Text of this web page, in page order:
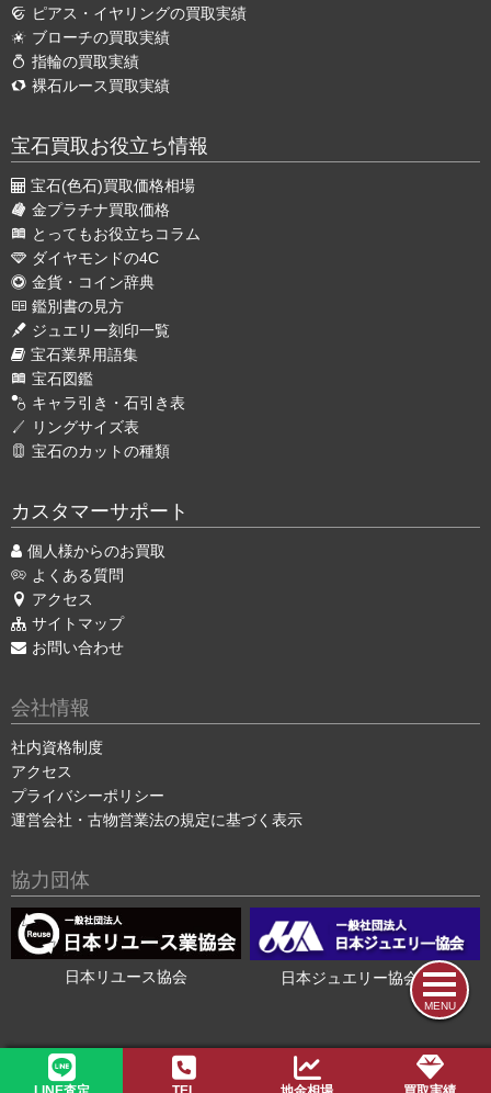
MENU
ピアス・イヤリングの買取実績
ブローチの買取実績
指輪の買取実績
裸石ルース買取実績
宝石買取お役立ち情報
宝石(色石)買取価格相場
金プラチナ買取価格
とってもお役立ちコラム
ダイヤモンドの4C
金貨・コイン辞典
鑑別書の見方
ジュエリー刻印一覧
宝石業界用語集
宝石図鑑
キャラ引き・石引き表
リングサイズ表
宝石のカットの種類
カスタマーサポート
個人様からのお買取
よくある質問
アクセス
サイトマップ
お問い合わせ
会社情報
社内資格制度
アクセス
プライバシーポリシー
運営会社・古物営業法の規定に基づく表示
協力団体
日本リユース協会 日本ジュエリー協会会員
2015-2026 © 色石・宝石買取の色石BANK